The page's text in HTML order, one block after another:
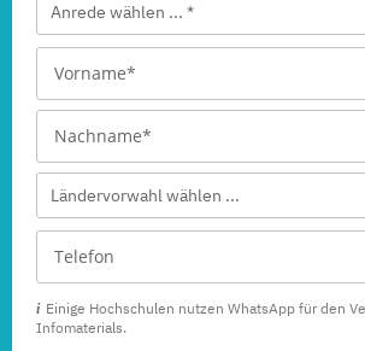
Anrede wählen ... *
Ländervorwahl wählen ...
Einige Hochschulen nutzen WhatsApp für den
Infomaterials.